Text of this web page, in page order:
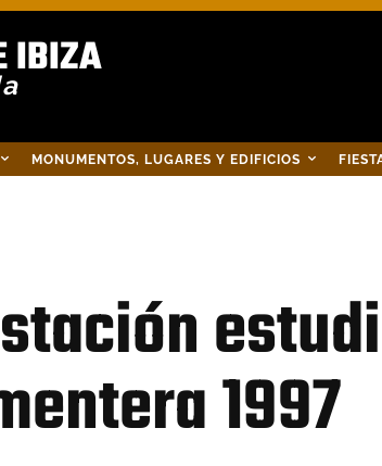
IBIZA
MONUMENTOS, LUGARES Y EDIFICIOS
1997